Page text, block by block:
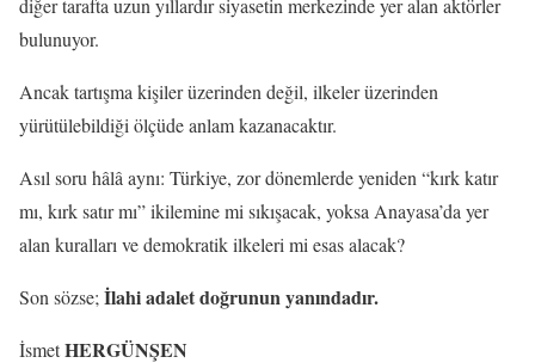
bulunuyor.
Ancak tartışma kişiler üzerinden değil, ilkeler üzerinden
yürütülebildiği ölçüde anlam kazanacaktır.
Asıl soru hâlâ aynı: Türkiye, zor dönemlerde yeniden “kırk katır
mı, kırk satır mı” ikilemine mi sıkışacak, yoksa Anayasa’da yer
alan kuralları ve demokratik ilkeleri mi esas alacak?
Son sözse; İlahi adalet doğrunun yanındadır.
İsmetHERGÜNŞEN